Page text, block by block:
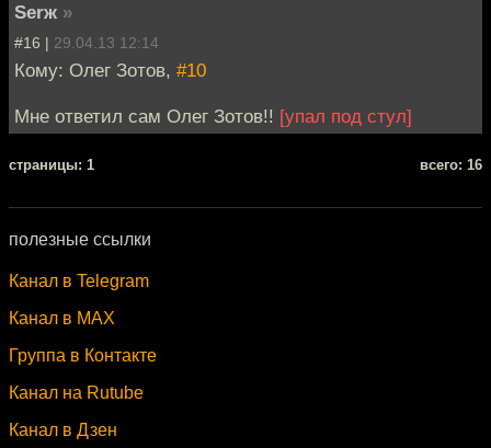
Serж »
#16 | 29.04.13 12:14
Кому: Олег Зотов, #10
Мне ответил сам Олег Зотов!! [упал под стул]
cтраницы: 1 всего: 16
полезные ссылки
Канал в Telegram
Канал в MAX
Группа в Контакте
Канал на Rutube
Канал в Дзен